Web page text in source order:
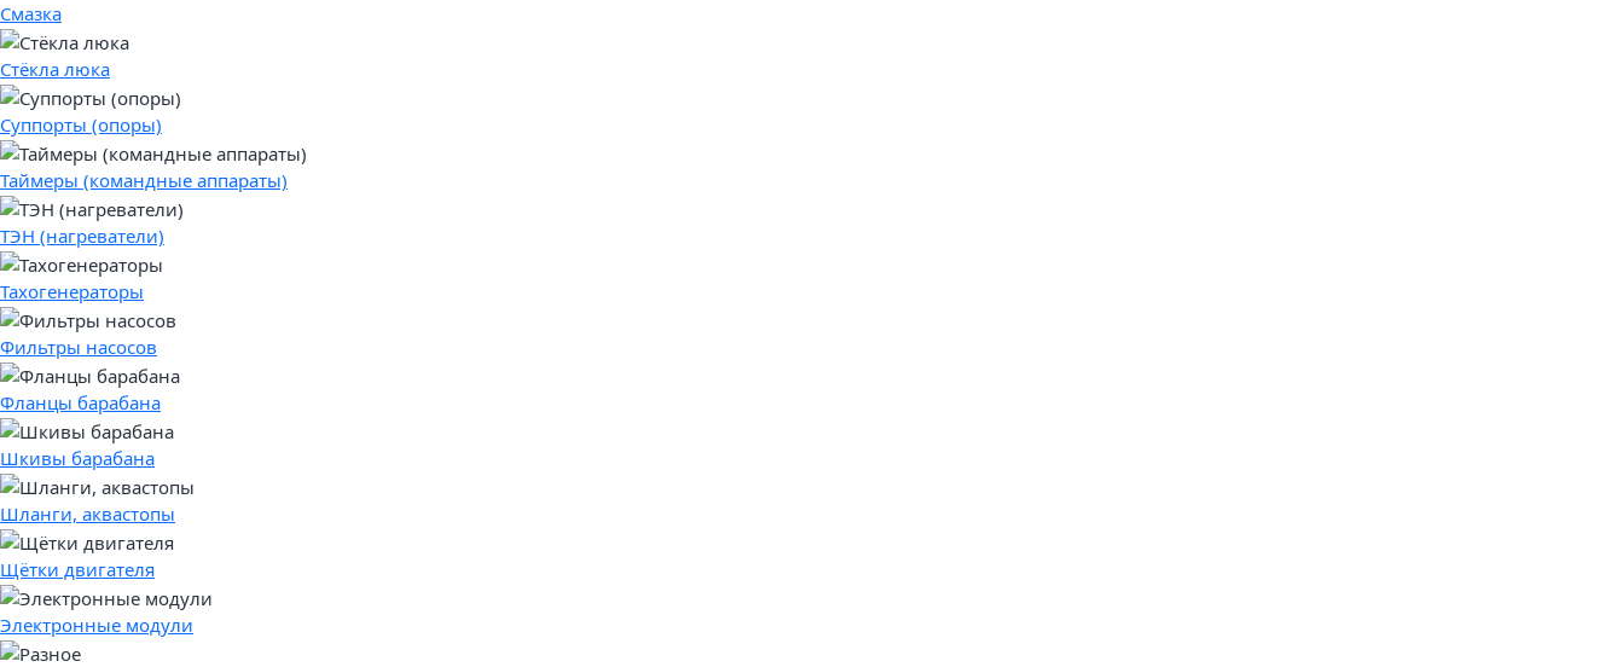
Смазка
Стёкла люка
Суппорты (опоры)
Таймеры (командные аппараты)
ТЭН (нагреватели)
Тахогенераторы
Фильтры насосов
Фланцы барабана
Шкивы барабана
Шланги, аквастопы
Щётки двигателя
Электронные модули